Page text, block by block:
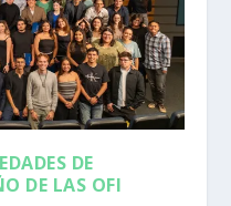
DE
DE LAS OFI